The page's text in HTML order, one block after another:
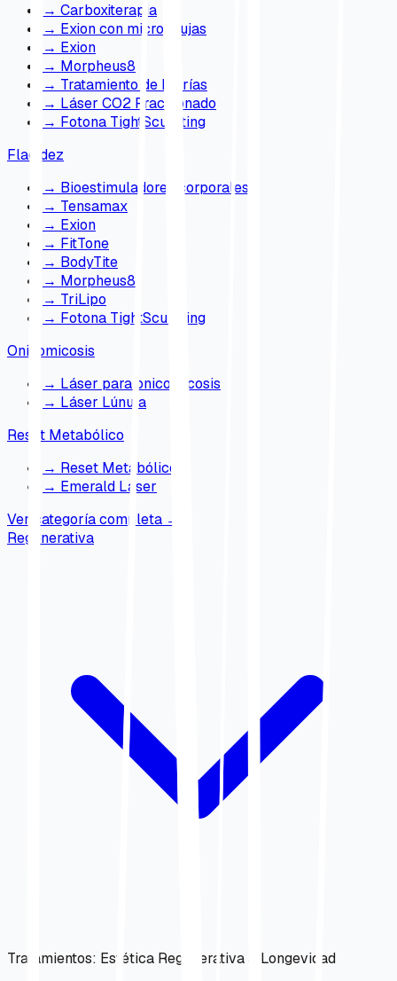
→ Carboxiterapia
→ Exion con microagujas
→ Exion
→ Morpheus8
→ Tratamiento de Estrías
→ Láser CO2 Fraccionado
→ Fotona TightSculpting
Flacidez
→ Bioestimuladores corporales
→ Tensamax
→ Exion
→ FitTone
→ BodyTite
→ Morpheus8
→ TriLipo
→ Fotona TightSculpting
Onicomicosis
→ Láser para onicomicosis
→ Láser Lúnula
Reset Metabólico
→ Reset Metabólico
→ Emerald Laser
Ver categoría completa →
Regenerativa
Tratamientos: Estética Regenerativa & Longevidad